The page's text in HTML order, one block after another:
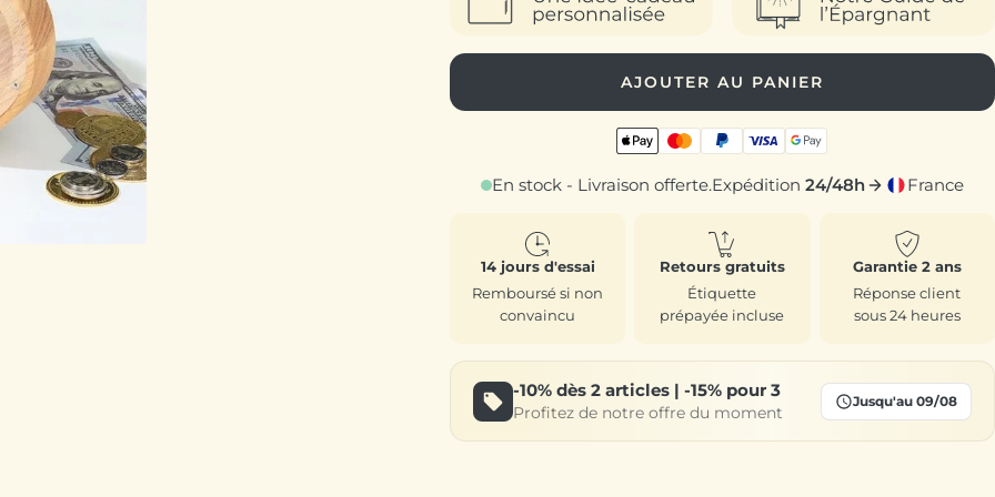
AJOUTER AU PANIER
En stock - Livraison offerte.Expédition 24/48h France
14 jours d'essai
Remboursé si non
convaincu
Retours gratuits
Étiquette
prépayée incluse
Garantie 2 ans
Réponse client
sous 24 heures
-10%dès 2 articles | -15%pour 3
Profitez de notre offre du moment
Jusqu'au 09/08